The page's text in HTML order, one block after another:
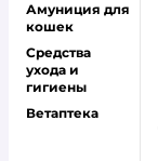
Амуниция для
кошек
Средства
ухода и
гигиены
Ветаптека